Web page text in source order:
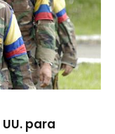
para